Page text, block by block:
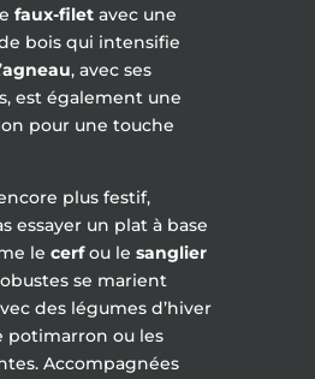
faux-filet avec une
bois qui intensifie
agneau, avec ses
est également une
pour une touche
plus festif,
essayer un plat à base
lecerfou lesanglier
se marient
des légumes d’hiver
potimarron ou les
Accompagnées